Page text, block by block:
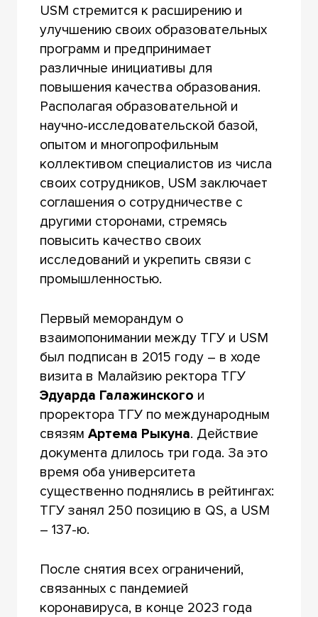
USM стремится к расширению и
улучшению своих образовательных
программ и предпринимает
различные инициативы для
повышения качества образования.
Располагая образовательной и
научно-исследовательской базой,
опытом и многопрофильным
коллективом специалистов из числа
своих сотрудников, USM заключает
соглашения о сотрудничестве с
другими сторонами, стремясь
повысить качество своих
исследований и укрепить связи с
промышленностью.
Первый меморандум о
взаимопонимании между ТГУ и USM
был подписан в 2015 году – в ходе
визита в Малайзию ректора ТГУ
Эдуарда Галажинского и
проректора ТГУ по международным
связям Артема Рыкуна. Действие
документа длилось три года. За это
время оба университета
существенно поднялись в рейтингах:
ТГУ занял 250 позицию в QS, a USM
– 137-ю.
После снятия всех ограничений,
связанных с пандемией
коронавируса, в конце 2023 года